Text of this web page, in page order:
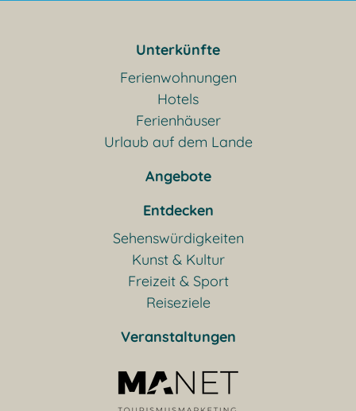
Unterkünfte
Ferienwohnungen
Hotels
Ferienhäuser
Urlaub auf dem Lande
Angebote
Entdecken
Sehenswürdigkeiten
Kunst & Kultur
Freizeit & Sport
Reiseziele
Veranstaltungen